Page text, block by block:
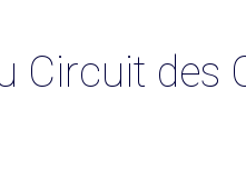
Circuit des